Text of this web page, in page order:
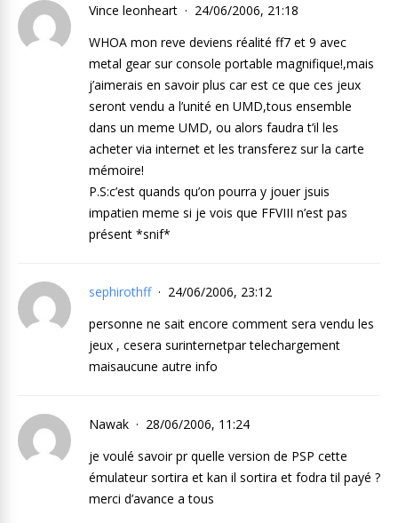
Vince leonheart
24/06/2006, 21:18
WHOA mon reve deviens réalité ff7 et 9 avec
metal gear sur console portable magnifique!,mais
j’aimerais en savoir plus car est ce que ces jeux
seront vendu a l’unité en UMD,tous ensemble
dans un meme UMD, ou alors faudra t’il les
acheter via internet et les transferez sur la carte
mémoire!
P.S:c’est quands qu’on pourra y jouer jsuis
impatien meme si je vois que FFVIII n’est pas
présent *snif*
sephirothff
24/06/2006, 23:12
personne ne sait encore comment sera vendu les
jeux , cesera surinternetpar telechargement
maisaucune autre info
Nawak
28/06/2006, 11:24
je voulé savoir pr quelle version de PSP cette
émulateur sortira et kan il sortira et fodra til payé ?
merci d’avance a tous